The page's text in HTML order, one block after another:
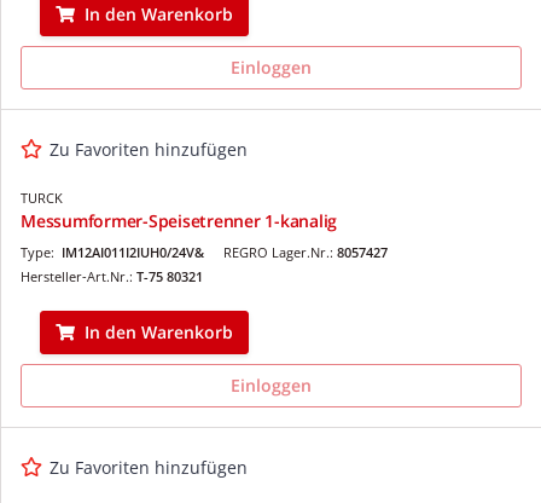
In den Warenkorb
Einloggen
Zu Favoriten hinzufügen
TURCK
Messumformer-Speisetrenner 1-kanalig
REGRO Lager.Nr.: 8057427
Type: IM12AI011I2IUH0/24V&
Hersteller-Art.Nr.: T-75 80321
In den Warenkorb
Einloggen
Zu Favoriten hinzufügen